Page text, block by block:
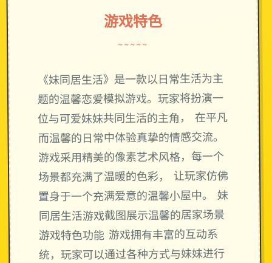
游戏特色
~~~~~
《妹同居生活》是一款以日常生活为主
题的温馨恋爱模拟游戏。玩家将扮演一
位与可爱妹妹共同生活的主角， 在平凡
而温馨的日常中体验真挚的情感交流。
游戏采用精美的像素艺术风格，每一个
场景都充满了温暖的色彩， 让玩家仿佛
置身于一个充满爱意的温馨小屋中。 妹
同居生活游戏截图展示温馨的居家场景
游戏特色功能 游戏拥有丰富的互动系
统，玩家可以通过各种方式与妹妹进行